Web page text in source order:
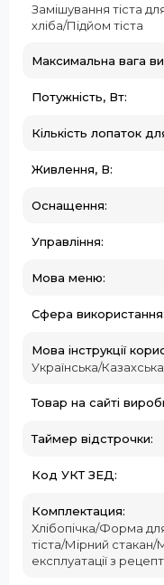
Замішування тіста
хліба/Підйом тіста
Максимальна вага
Потужність, Вт:
Кількість лопаток
Живлення, В:
Оснащення:
Управління:
Мова меню:
Сфера використання:
Мова інструкції
Українська/
Товар на сайті
Таймер відстрочки:
Код УКТ ЗЕД:
Комплектация:
Хлібопічка/Форма
тіста/Мірний стакан/
експлуатації з